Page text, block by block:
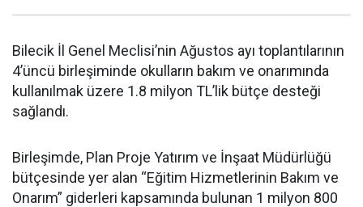
Bilecik İl Genel Meclisi’nin Ağustos ayı toplantılarının
4’üncü birleşiminde okulların bakım ve onarımında
kullanılmak üzere 1.8 milyon TL’lik bütçe desteği
sağlandı.
Birleşimde, Plan Proje Yatırım ve İnşaat Müdürlüğü
bütçesinde yer alan “Eğitim Hizmetlerinin Bakım ve
Onarım” giderleri kapsamında bulunan 1 milyon 800